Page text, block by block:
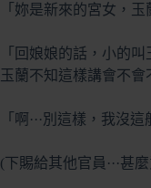
「妳是新來的宮女，玉
「回娘娘的話，小的
玉蘭不知這樣講會不會
「啊···別這樣，我沒
(下賜給其他官員···甚